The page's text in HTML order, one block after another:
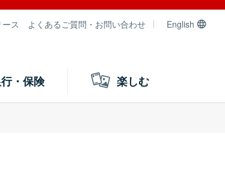
ス よくあるご質問・お問い合わせ English
・保険 楽しむ